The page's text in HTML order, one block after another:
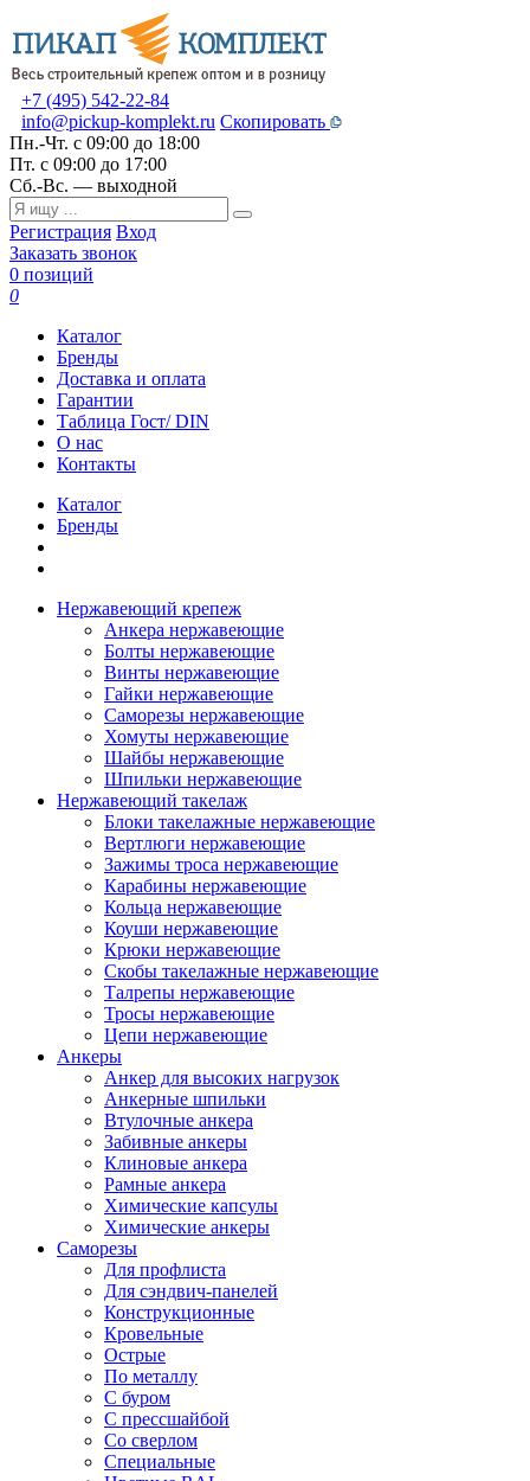
+7 (495) 542-22-84
info@pickup-komplekt.ru Скопировать
Пн.-Чт. с 09:00 до 18:00
Пт. с 09:00 до 17:00
Сб.-Вс. — выходной
Регистрация Вход
Заказать звонок
0 позиций
0
Каталог
Бренды
Доставка и оплата
Гарантии
Таблица Гост/ DIN
О нас
Контакты
Каталог
Бренды
Нержавеющий крепеж
Анкера нержавеющие
Болты нержавеющие
Винты нержавеющие
Гайки нержавеющие
Саморезы нержавеющие
Хомуты нержавеющие
Шайбы нержавеющие
Шпильки нержавеющие
Нержавеющий такелаж
Блоки такелажные нержавеющие
Вертлюги нержавеющие
Зажимы троса нержавеющие
Карабины нержавеющие
Кольца нержавеющие
Коуши нержавеющие
Крюки нержавеющие
Скобы такелажные нержавеющие
Талрепы нержавеющие
Тросы нержавеющие
Цепи нержавеющие
Анкеры
Анкер для высоких нагрузок
Анкерные шпильки
Втулочные анкера
Забивные анкеры
Клиновые анкера
Рамные анкера
Химические капсулы
Химические анкеры
Саморезы
Для профлиста
Для сэндвич-панелей
Конструкционные
Кровельные
Острые
По металлу
С буром
С прессшайбой
Со сверлом
Специальные